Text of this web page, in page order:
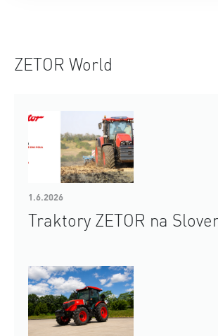
ZETOR World
Traktory ZETOR na
1.6.2026